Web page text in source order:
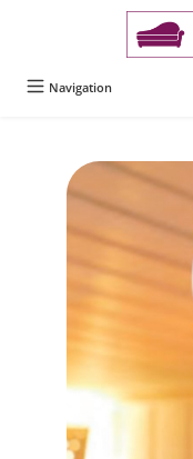
Navigation